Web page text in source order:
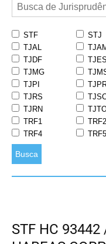
STF STJ
TJAL
TJDF
TJES
TJMG
TJPI
TJRS
TJRN
TRF1
TRF2
TRF4
TRF5
Busca
STF HC 93442